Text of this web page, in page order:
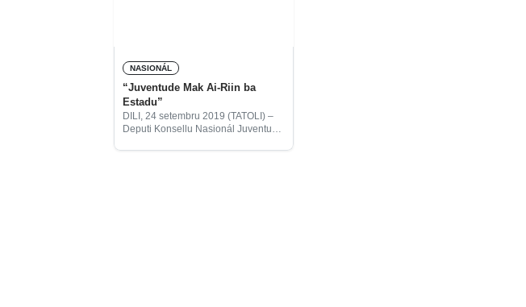
NASIONÁL
“Juventude Mak Ai-Riin ba
Estadu”
DILI, 24 setembru 2019 (TATOLI) –
Deputi Konsellu Nasionál Juventude